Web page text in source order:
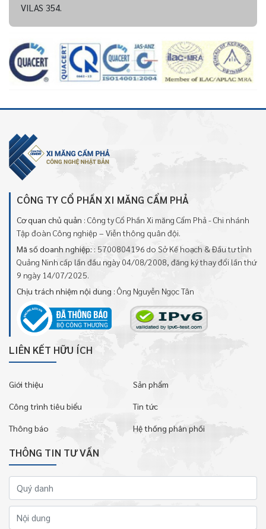
VILAS 354.
CÔNG TY CỔ PHẦN XI MĂNG CẨM PHẢ
Cơ quan chủ quản : Công ty Cổ Phần Xi măng Cẩm Phả - Chi nhánh
Tập đoàn Công nghiệp – Viễn thông quân đội.
Mã số doanh nghiệp: : 5700804196 do Sở Kế hoạch & Đầu tư tỉnh
Quảng Ninh cấp lần đầu ngày 04/08/2008, đăng ký thay đổi lần thứ
9 ngày 14/07/2025.
Chịu trách nhiệm nội dung : Ông Nguyễn Ngọc Tân
LIÊN KẾT HỮU ÍCH
Giới thiệu Sản phẩm
Công trình tiêu biểu Tin tức
Thông báo Hệ thống phân phối
THÔNG TIN TƯ VẤN